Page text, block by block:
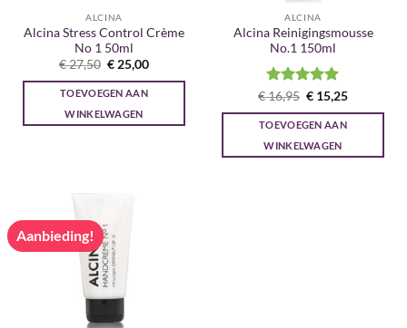
ALCINA
Alcina Stress Control Crème
No 1 50ml
€27,50 Oorspronkelijke
prijs
was:
€ 27,50.
€25,00Huidige
is:
TOEVOEGEN AAN
WINKELWAGEN
ALCINA
Alcina Reinigingsmousse
No.1 150ml
Gewaardeerd
5uit 5
€16,95 Oorspronkelijke
prijs
was:
€ 16,95.
€ 15,25Huidige
is:
TOEVOEGEN AAN
WINKELWAGEN
Aanbieding!